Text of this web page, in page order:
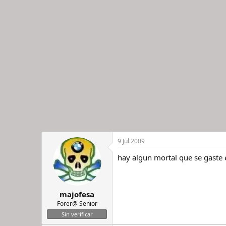
majofesa
Forer@ Senior
Sin verificar
9 Jul 2009
hay algun mortal que se gaste